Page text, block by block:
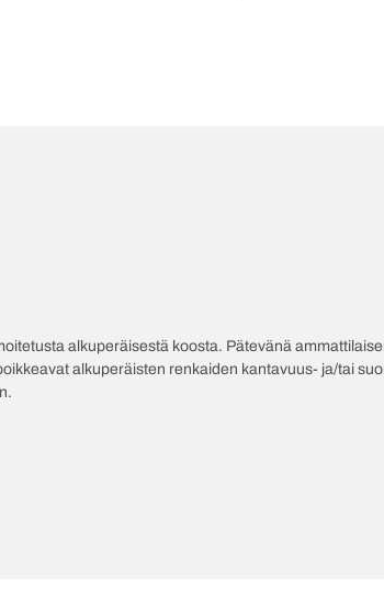
alkuperäisestä koosta. Pätevänä
alkuperäisten renkaiden kantavuus- ja/tai